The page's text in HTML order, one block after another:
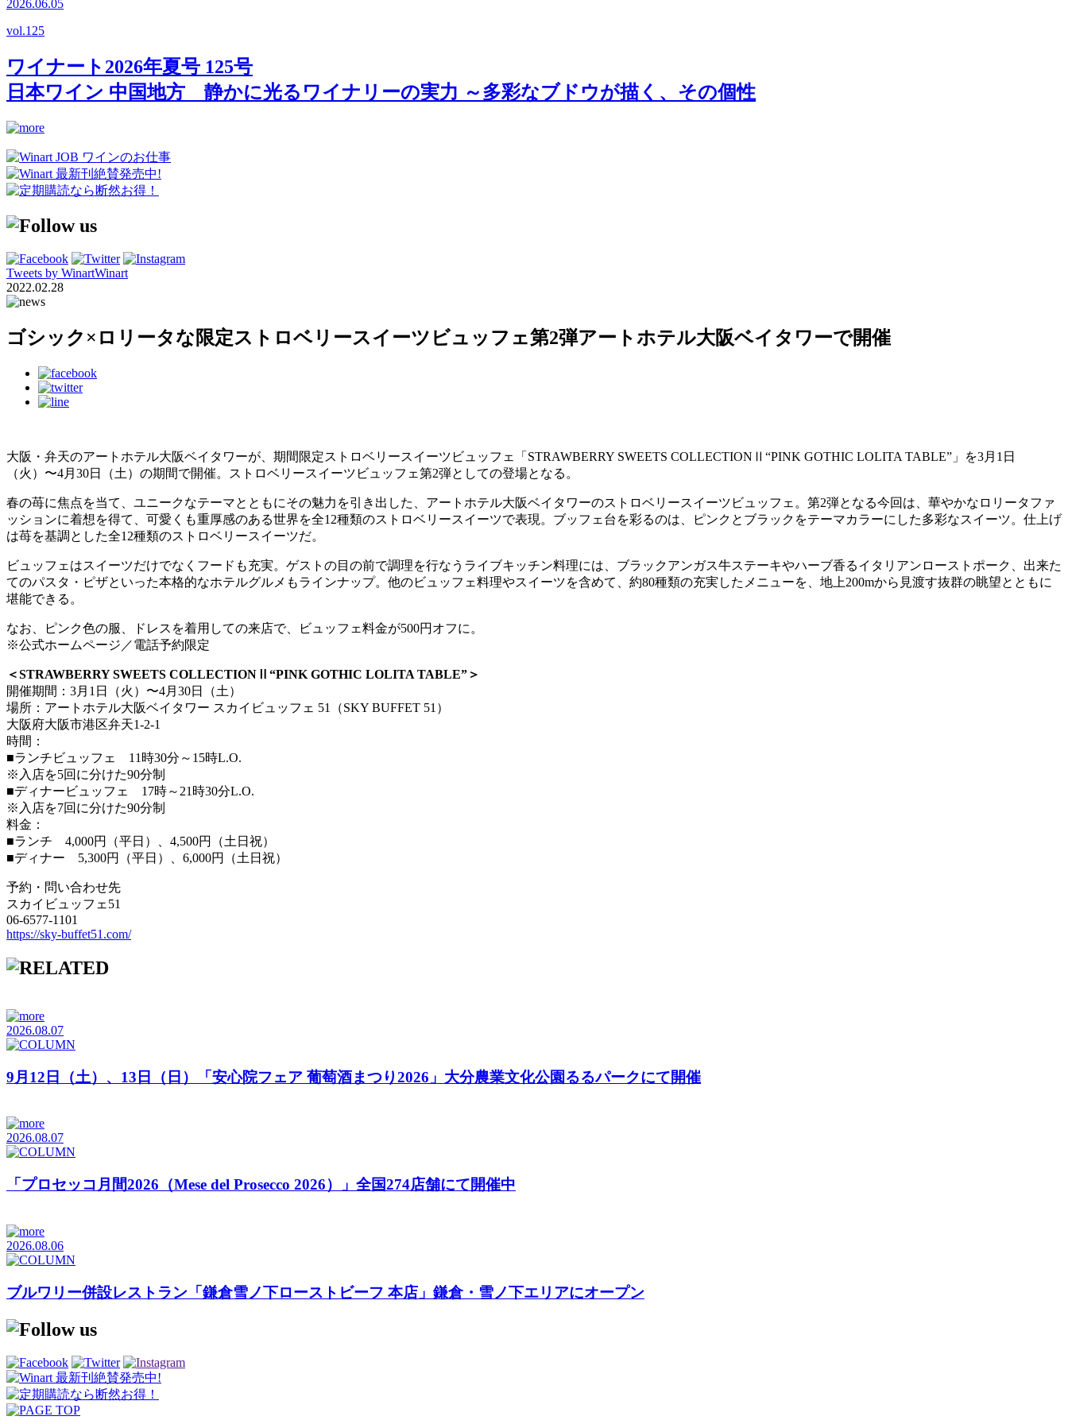
2026.06.05
vol.125
ワイナート2026年夏号 125号
日本ワイン 中国地方 静かに光るワイナリーの実力 ～多彩なブドウが描く、その個性
Tweets by WinartWinart
2022.02.28
ゴシック×ロリータな限定ストロベリースイーツビュッフェ第2弾アートホテル大阪ベイタワーで開催
大阪・弁天のアートホテル大阪ベイタワーが、期間限定ストロベリースイーツビュッフェ「STRAWBERRY SWEETS COLLECTIONⅡ“PINK GOTHIC LOLITA TABLE”」を3月1日
（火）〜4月30日（土）の期間で開催。ストロベリースイーツビュッフェ第2弾としての登場となる。
春の苺に焦点を当て、ユニークなテーマとともにその魅力を引き出した、アートホテル大阪ベイタワーのストロベリースイーツビュッフェ。第2弾となる今回は、華やかなロリータファ
ッションに着想を得て、可愛くも重厚感のある世界を全12種類のストロベリースイーツで表現。ブッフェ台を彩るのは、ピンクとブラックをテーマカラーにした多彩なスイーツ。仕上げ
は苺を基調とした全12種類のストロベリースイーツだ。
ビュッフェはスイーツだけでなくフードも充実。ゲストの目の前で調理を行なうライブキッチン料理には、ブラックアンガス牛ステーキやハーブ香るイタリアンローストポーク、出来た
てのパスタ・ピザといった本格的なホテルグルメもラインナップ。他のビュッフェ料理やスイーツを含めて、約80種類の充実したメニューを、地上200mから見渡す抜群の眺望とともに
堪能できる。
なお、ピンク色の服、ドレスを着用しての来店で、ビュッフェ料金が500円オフに。
※公式ホームページ／電話予約限定
＜STRAWBERRY SWEETS COLLECTIONⅡ“PINK GOTHIC LOLITA TABLE”＞
開催期間：3月1日（火）〜4月30日（土）
場所：アートホテル大阪ベイタワー スカイビュッフェ 51（SKY BUFFET 51）
大阪府大阪市港区弁天1-2-1
時間：
■ランチビュッフェ 11時30分～15時L.O.
※入店を5回に分けた90分制
■ディナービュッフェ 17時～21時30分L.O.
※入店を7回に分けた90分制
料金：
■ランチ 4,000円（平日）、4,500円（土日祝）
■ディナー 5,300円（平日）、6,000円（土日祝）
予約・問い合わせ先
スカイビュッフェ51
06-6577-1101
https://sky-buffet51.com/
2026.08.07
9月12日（土）、13日（日）「安心院フェア 葡萄酒まつり2026」大分農業文化公園るるパークにて開催
2026.08.07
「プロセッコ月間2026（Mese del Prosecco 2026）」全国274店舗にて開催中
2026.08.06
ブルワリー併設レストラン「鎌倉雪ノ下ローストビーフ 本店」鎌倉・雪ノ下エリアにオープン